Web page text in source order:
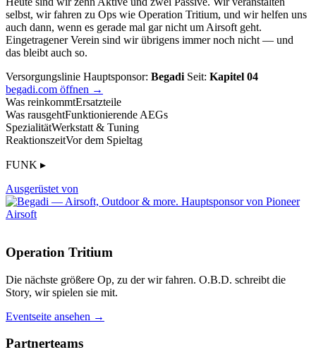
selbst, wir fahren zu Ops wie Operation Tritium, und wir helfen uns
auch dann, wenn es gerade mal gar nicht um Airsoft geht.
Eingetragener Verein sind wir übrigens immer noch nicht — und
das bleibt auch so.
Versorgungslinie Hauptsponsor: Begadi Seit: Kapitel 04
begadi.com öffnen →
Was reinkommtErsatzteile
Was rausgehtFunktionierende AEGs
SpezialitätWerkstatt & Tuning
ReaktionszeitVor dem Spieltag
FUNK ▸
Ausgerüstet von
Operation Tritium
Die nächste größere Op, zu der wir fahren. O.B.D. schreibt die
Story, wir spielen sie mit.
Eventseite ansehen →
Partnerteams